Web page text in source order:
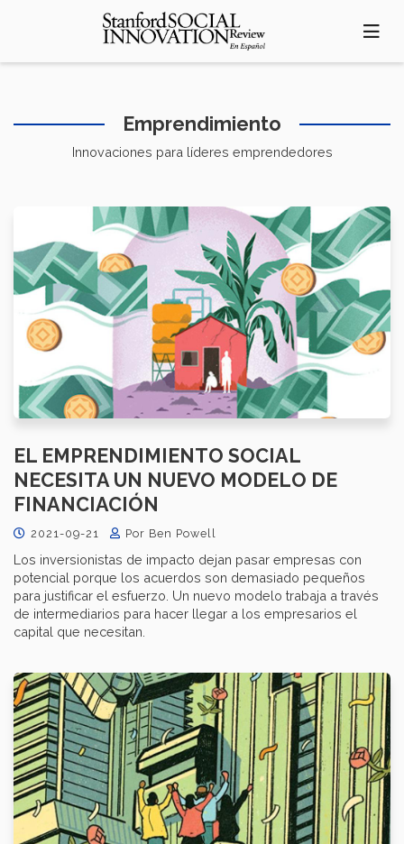
principal
Emprendimiento
Innovaciones para líderes emprendedores
EL EMPRENDIMIENTO SOCIAL
NECESITA UN NUEVO MODELO DE
FINANCIACIÓN
2021-09-21 Por Ben Powell
Los inversionistas de impacto dejan pasar empresas con
potencial porque los acuerdos son demasiado pequeños
para justificar el esfuerzo. Un nuevo modelo trabaja a través
de intermediarios para hacer llegar a los empresarios el
capital que necesitan.